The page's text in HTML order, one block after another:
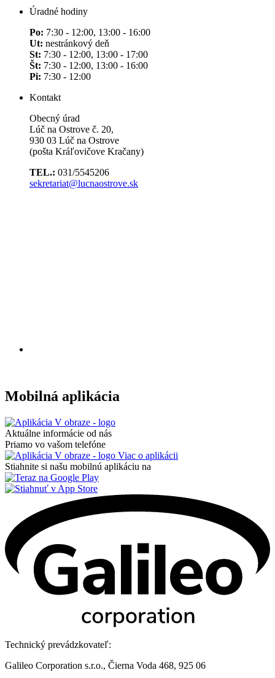
Úradné hodiny
Po: 7:30 - 12:00, 13:00 - 16:00
Ut: nestránkový deň
St: 7:30 - 12:00, 13:00 - 17:00
Št: 7:30 - 12:00, 13:00 - 16:00
Pi: 7:30 - 12:00
Kontakt
Obecný úrad
Lúč na Ostrove č. 20,
930 03 Lúč na Ostrove
(pošta Kráľovičove Kračany)
TEL.: 031/5545206
sekretariat@lucnaostrove.sk
Mobilná aplikácia
Aktuálne informácie od nás
Priamo vo vašom telefóne
Viac o aplikácii
Stiahnite si našu mobilnú aplikáciu na
Technický prevádzkovateľ:
Galileo Corporation s.r.o., Čierna Voda 468, 925 06